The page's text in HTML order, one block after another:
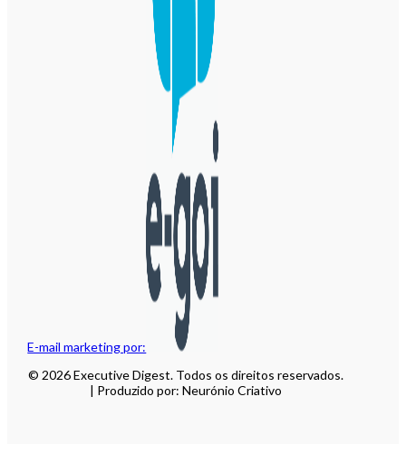
E-mail marketing por:
© 2026 Executive Digest. Todos os direitos reservados.
| Produzido por: Neurónio Criativo